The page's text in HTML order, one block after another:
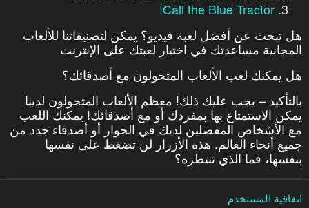
Call the Blue Tractor!
هل تبحث عن أفضل لعبة فيديو؟ يمكن لتصنيفاتنا للألعاب
المجانية مساعدتك في اختيار لعبتك على الإنترنت
هل يمكنك لعب الألعاب المتحولون مع أصدقائك؟
بالتأكيد – يجب عليك ذلك! معظم الألعاب المتحولون لدينا
يمكن الاستمتاع بها بمفردك أو مع أصدقائك! يمكنك اللعب
مع الأشخاص المفضلين لديك في الجوار أو أصدقاء جدد من
جميع أنحاء العالم. هذه الأزرار لن تضغط على نفسها
بنفسها، فما الذي تنتظره؟
اتفاقية المستخدم